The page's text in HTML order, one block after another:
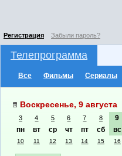
Регистрация Забыли пароль?
Телепрограмма
Все Фильмы Сериалы
Воскресенье, 9 августа
3 4 5 6 7 8 9
пн вт ср чт пт сб вс
10 11 12 13 14 15 16